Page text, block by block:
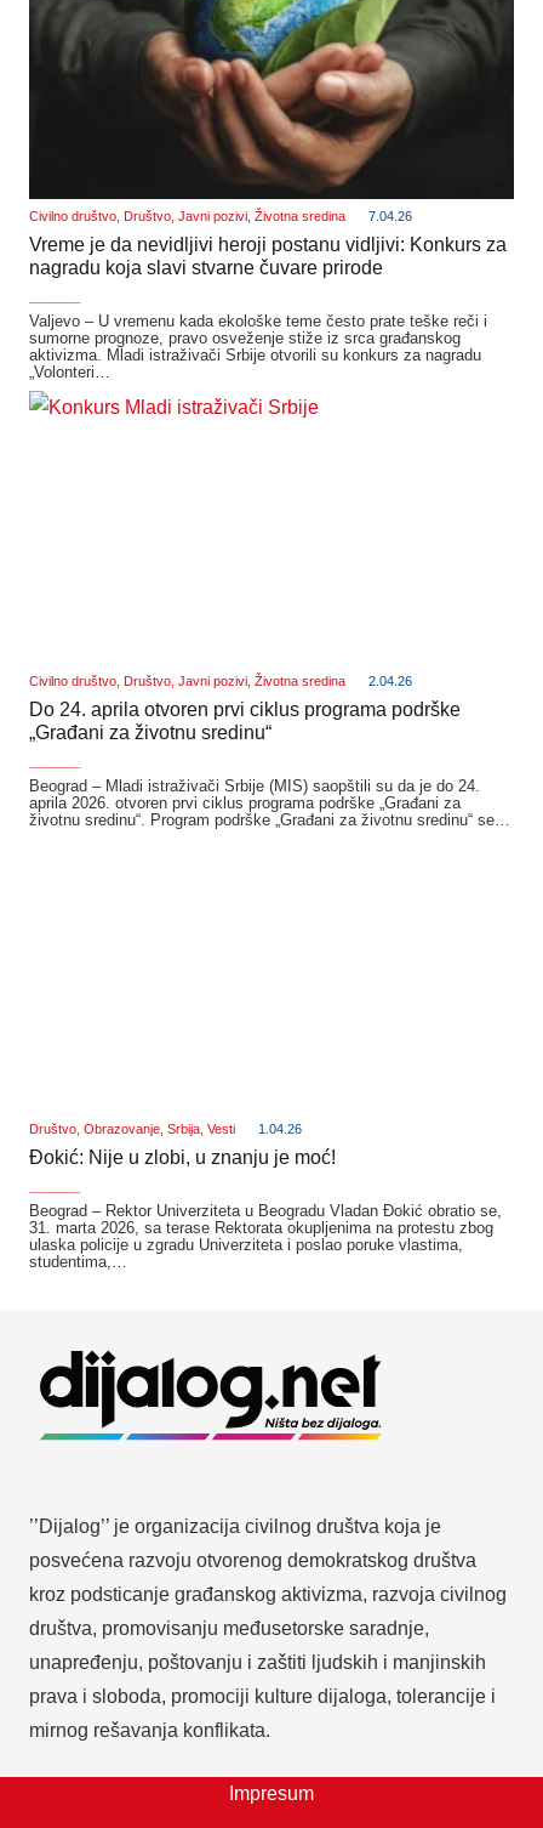
Civilno društvo Društvo Javni pozivi Životna sredina 7.04.26
Vreme je da nevidljivi heroji postanu vidljivi: Konkurs za
nagradu koja slavi stvarne čuvare prirode
Valjevo – U vremenu kada ekološke teme često prate teške reči i
sumorne prognoze, pravo osveženje stiže iz srca građanskog
aktivizma. Mladi istraživači Srbije otvorili su konkurs za nagradu
„Volonteri…
Civilno društvo Društvo Javni pozivi Životna sredina 2.04.26
Do 24. aprila otvoren prvi ciklus programa podrške
„Građani za životnu sredinu“
Beograd – Mladi istraživači Srbije (MIS) saopštili su da je do 24.
aprila 2026. otvoren prvi ciklus programa podrške „Građani za
životnu sredinu“. Program podrške „Građani za životnu sredinu“ se…
Društvo Obrazovanje Srbija Vesti 1.04.26
Đokić: Nije u zlobi, u znanju je moć!
Beograd – Rektor Univerziteta u Beogradu Vladan Đokić obratio se,
31. marta 2026, sa terase Rektorata okupljenima na protestu zbog
ulaska policije u zgradu Univerziteta i poslao poruke vlastima,
studentima,…
’’Dijalog’’ je organizacija civilnog društva koja je
posvećena razvoju otvorenog demokratskog društva
kroz podsticanje građanskog aktivizma, razvoja civilnog
društva, promovisanju međusetorske saradnje,
unapređenju, poštovanju i zaštiti ljudskih i manjinskih
prava i sloboda, promociji kulture dijaloga, tolerancije i
mirnog rešavanja konflikata.
Impresum